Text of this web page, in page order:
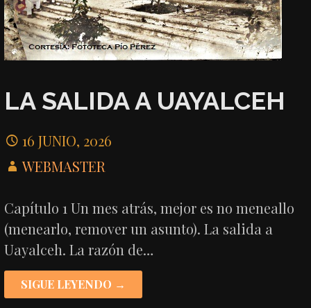
LA SALIDA A UAYALCEH
16 JUNIO, 2026
WEBMASTER
Capítulo 1 Un mes atrás, mejor es no meneallo
(menearlo, remover un asunto). La salida a
Uayalceh. La razón de…
SIGUE LEYENDO →